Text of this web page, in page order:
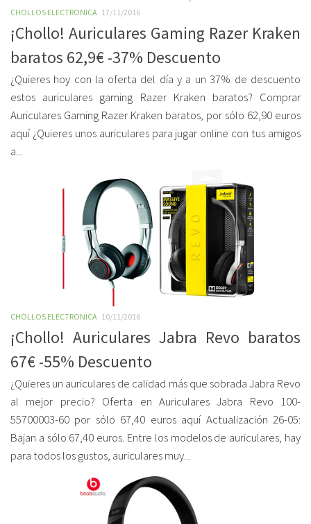
CHOLLOS ELECTRONICA 17/11/2016
¡Chollo! Auriculares Gaming Razer Kraken
baratos 62,9€ -37% Descuento
¿Quieres hoy con la oferta del día y a un 37% de descuento
estos auriculares gaming Razer Kraken baratos? Comprar
Auriculares Gaming Razer Kraken baratos, por sólo 62,90 euros
aquí ¿Quieres unos auriculares para jugar online con tus amigos
a...
CHOLLOS ELECTRONICA 10/11/2016
¡Chollo! Auriculares Jabra Revo baratos
67€ -55% Descuento
¿Quieres un auriculares de calidad más que sobrada Jabra Revo
al mejor precio? Oferta en Auriculares Jabra Revo 100-
55700003-60 por sólo 67,40 euros aquí Actualización 26-05:
Bajan a sólo 67,40 euros. Entre los modelos de auriculares, hay
para todos los gustos, auriculares muy...